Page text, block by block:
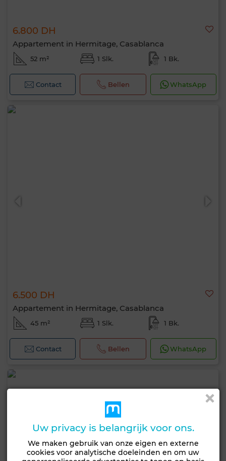
6.800 DH
Appartement in Hermitage, Casablanca
52 m² 1 Slk. 1 Bk.
Contact Bellen WhatsApp
6.500 DH
Appartement in Hermitage, Casablanca
45 m² 1 Slk. 1 Bk.
Contact Bellen WhatsApp
Uw privacy is belangrijk voor ons.
We maken gebruik van onze eigen en externe
cookies voor analytische doeleinden en om uw